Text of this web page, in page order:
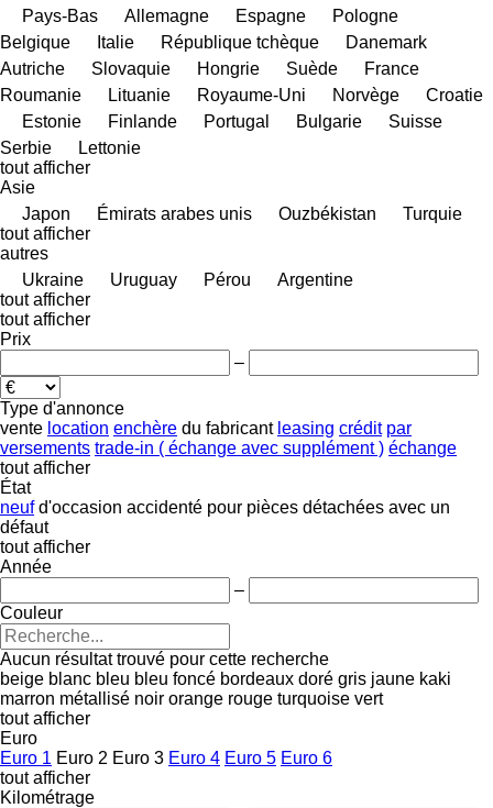
Pays-Bas
Allemagne Espagne
Pologne
Belgique
Italie République tchèque
Danemark
Autriche
Slovaquie Hongrie Suède
France
Roumanie
Lituanie Royaume-Uni Norvège
Croatie
Estonie
Finlande Portugal Bulgarie
Suisse
Serbie
Lettonie
tout afficher
Asie
Japon
Émirats arabes unis Ouzbékistan
Turquie
tout afficher
autres
Ukraine
Uruguay Pérou
Argentine
tout afficher
tout afficher
Prix
–
Type d'annonce
vente location enchère du fabricant leasing crédit par
versements trade-in ( échange avec supplément ) échange
tout afficher
État
neuf d'occasion accidenté pour pièces détachées avec un
défaut
tout afficher
Année
–
Couleur
Aucun résultat trouvé pour cette recherche
beige blanc bleu bleu foncé bordeaux doré gris jaune kaki
marron métallisé noir orange rouge turquoise vert
tout afficher
Euro
Euro 1 Euro 2 Euro 3 Euro 4 Euro 5 Euro 6
tout afficher
Kilométrage